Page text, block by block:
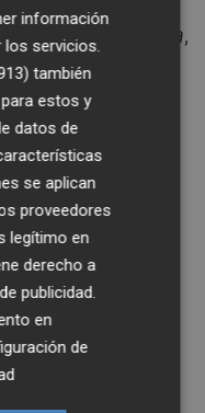
del Papa Luna,
Borgia
de los
que
de poder y
por el
con la
de lectura
6 de junio. La
las 11:00
información
servicios.
también
estos y
datos de
se aplican
proveedores
legítimo en
derecho a
publicidad
en
de